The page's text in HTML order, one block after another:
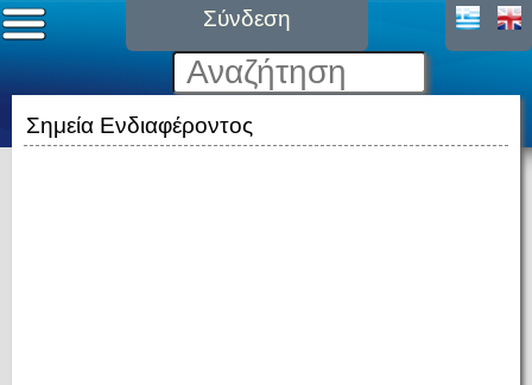
Σύνδεση
Σημεία Ενδιαφέροντος